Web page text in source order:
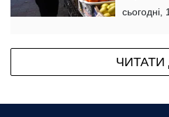
сьогодні,
ЧИТАТИ